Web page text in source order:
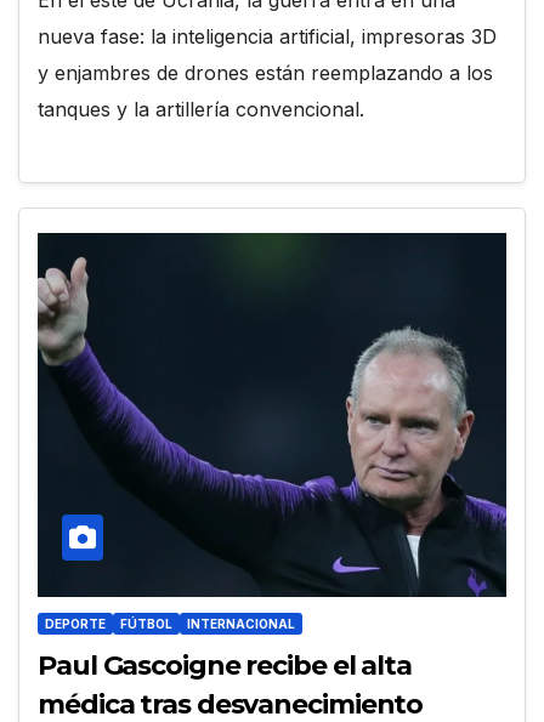
nueva fase: la inteligencia artificial, impresoras 3D
y enjambres de drones están reemplazando a los
tanques y la artillería convencional.
DEPORTE FÚTBOL INTERNACIONAL
Paul Gascoigne recibe el alta
médica tras desvanecimiento